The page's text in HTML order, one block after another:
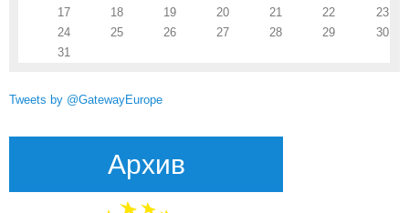
17
18 19 20 21 22
23
24
25 26 27 28 29
30
31
Tweets by @GatewayEurope
Архив